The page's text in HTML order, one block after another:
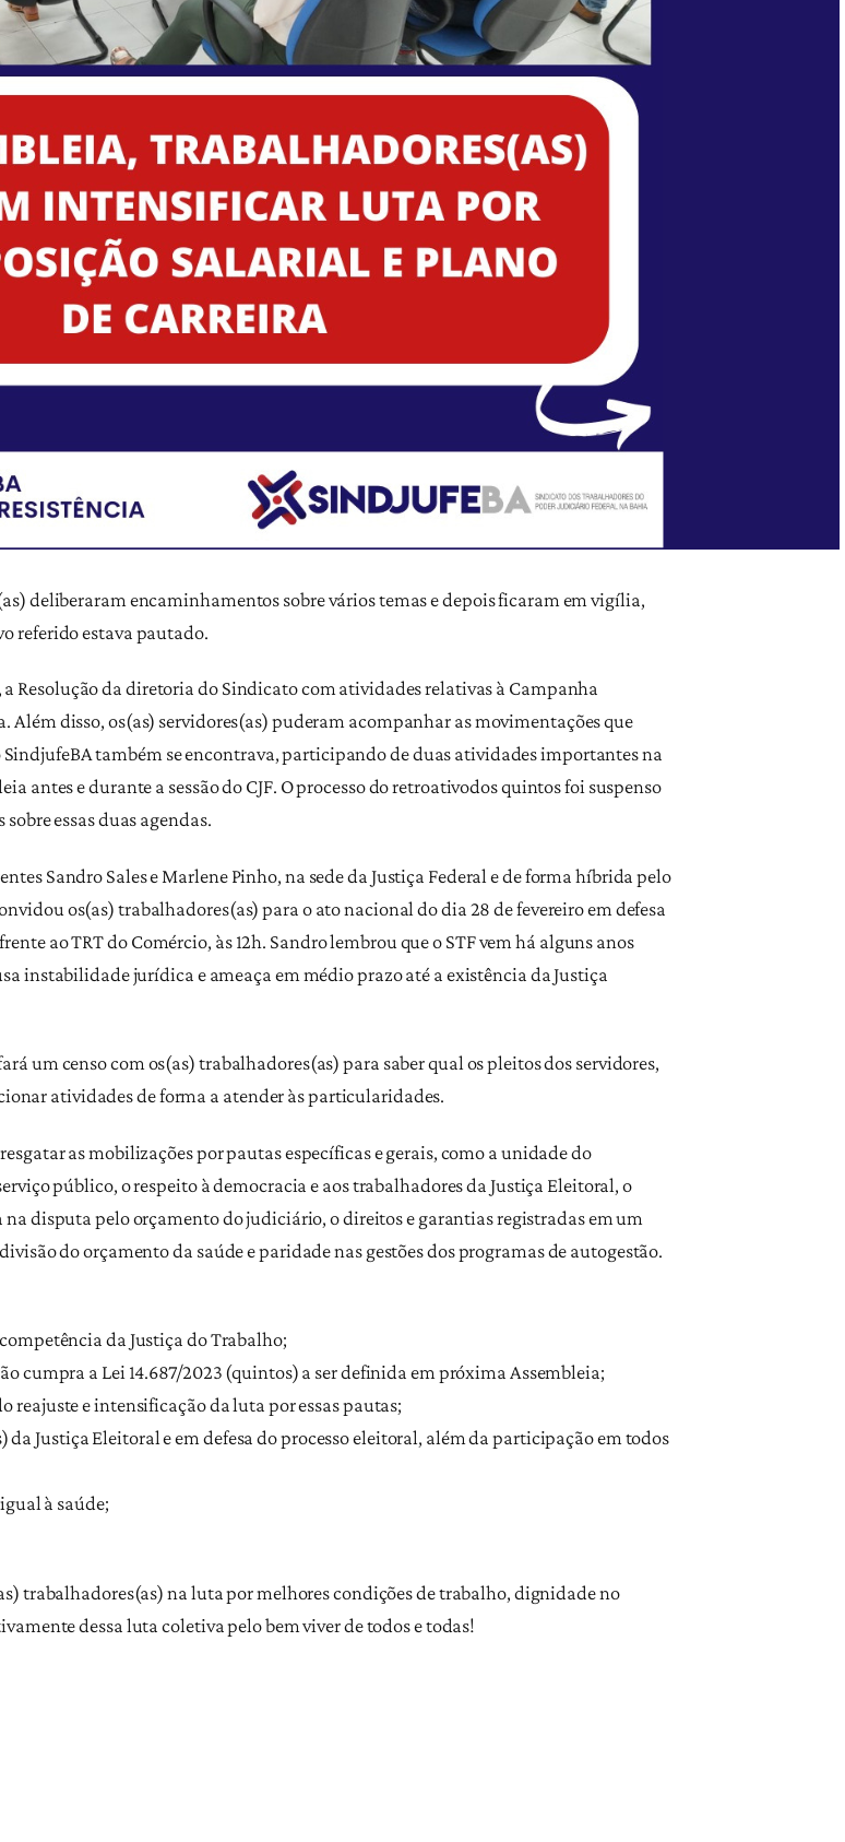
deliberaram encaminhamentos sobre vários temas e depois ficaram em vigília,
referido estava pautado.
Resolução da diretoria do Sindicato com atividades relativas à Campanha
Além disso, os(as) servidores(as) puderam acompanhar as movimentações que
também se encontrava, participando de duas atividades importantes na
antes e durante a sessão do CJF. O processo do retroativodos quintos foi suspenso
essas duas agendas.
Sandro Sales e Marlene Pinho, na sede da Justiça Federal e de forma híbrida pelo
os(as) trabalhadores(as) para o ato nacional do dia 28 de fevereiro em defesa
ao TRT do Comércio, às 12h. Sandro lembrou que o STF vem há alguns anos
instabilidade jurídica e ameaça em médio prazo até a existência da Justiça
um censo com os(as) trabalhadores(as) para saber qual os pleitos dos servidores,
atividades de forma a atender às particularidades.
as mobilizações por pautas específicas e gerais, como a unidade do
público, o respeito à democracia e aos trabalhadores da Justiça Eleitoral, o
disputa pelo orçamento do judiciário, o direitos e garantias registradas em um
do orçamento da saúde e paridade nas gestões dos programas de autogestão.
da Justiça do Trabalho;
cumpra a Lei 14.687/2023 (quintos) a ser definida em próxima Assembleia;
reajuste e intensificação da luta por essas pautas;
Justiça Eleitoral e em defesa do processo eleitoral, além da participação em todos
à saúde;
trabalhadores(as) na luta por melhores condições de trabalho, dignidade no
dessa luta coletiva pelo bem viver de todos e todas!